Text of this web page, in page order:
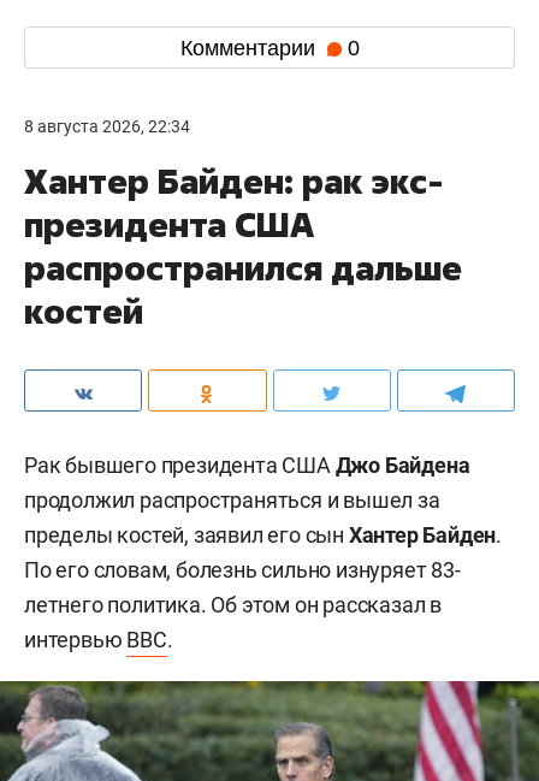
Комментарии 0
8 августа 2026, 22:34
Хантер Байден: рак экс-
президента США
распространился дальше
костей
Рак бывшего президента СШАДжо Байдена
продолжил распространяться и вышел за
пределы костей, заявил его сын Хантер Байден.
По его словам, болезнь сильно изнуряет 83-
летнего политика. Об этом он рассказал в
интервью BBC.